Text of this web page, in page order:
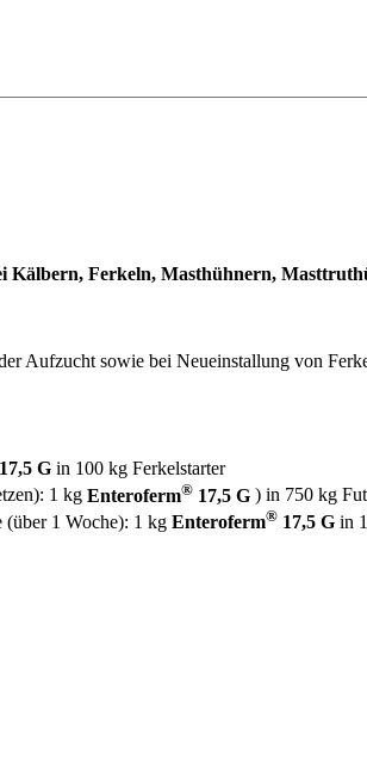
Ferkeln, Masthühnern,
Aufzucht sowie bei Neueinstallung von
17,5 G in 100 kg Ferkelstarter
1 kg Enteroferm® 17,5 G ) in 750 kg
1 Woche): 1 kg Enteroferm® 17,5 G in